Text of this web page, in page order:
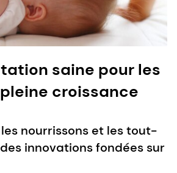
saine pour les
croissance
nourrissons et les tout-
innovations fondées sur